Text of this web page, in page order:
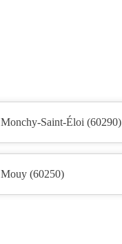
Monchy-Saint-Éloi (60290)
Mouy (60250)